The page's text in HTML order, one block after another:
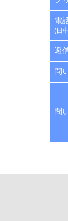
電
(日
返
問
問